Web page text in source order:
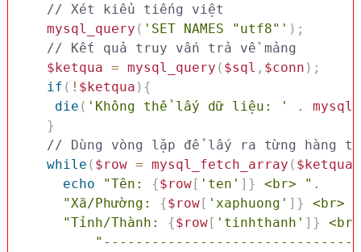
// Xét kiểu tiếng việt
mysql_query ( 'SET NAMES "utf8"' ) ;
// Kết quả truy vấn trả về mảng
$ketqua = mysql_query ( $sql , $conn ) ;
if ( ! $ketqua ) {
die ( 'Không thể lấy dữ liệu: ' .
}
while ( $row = mysql_fetch_array ( $ketqua
echo
"Tên: {$row[ 'ten' ] } <br> " .
"Xã/Phường: {$row[ 'xaphuong' ] } <br> "
"Tỉnh/Thành: {$row[ 'tinhthanh' ] }
"--------------------------------